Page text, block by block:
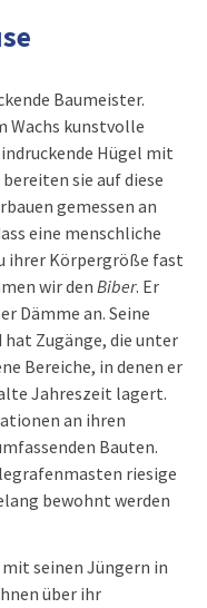
Baumeister.
Wachs kunstvolle
Hügel mit
sie auf diese
gemessen an
eine menschliche
ihrer Körpergröße fast
wir den Biber. Er
Dämme an. Seine
Zugänge, die unter
Bereiche, in denen er
Jahreszeit lagert.
an ihren
Bauten.
riesige
bewohnt werden
seinen Jüngern in
über ihr